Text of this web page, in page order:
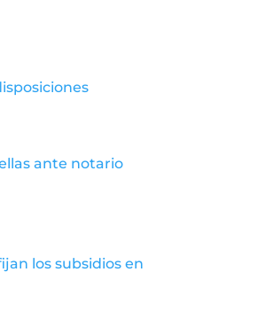
ante notario
los subsidios en